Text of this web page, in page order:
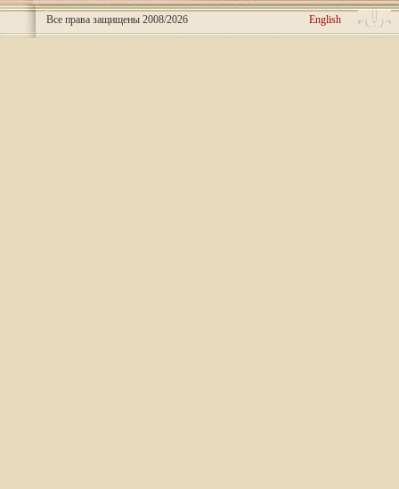
Все права защищены 2008/2026 English